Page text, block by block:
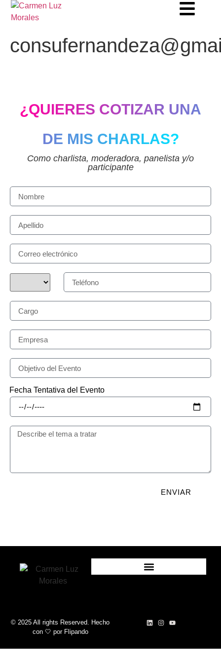
¿QUIERES COTIZAR UNA
DE MIS CHARLAS?
Como charlista, moderadora, panelista y/o
participante
Fecha Tentativa del Evento
ENVIAR
© 2025 All rights Reserved. Hecho
con 🤍 por Flipando